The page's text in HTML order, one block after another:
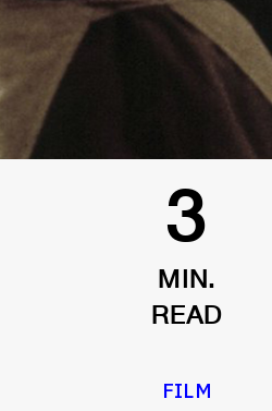
3
MIN.
READ
FILM